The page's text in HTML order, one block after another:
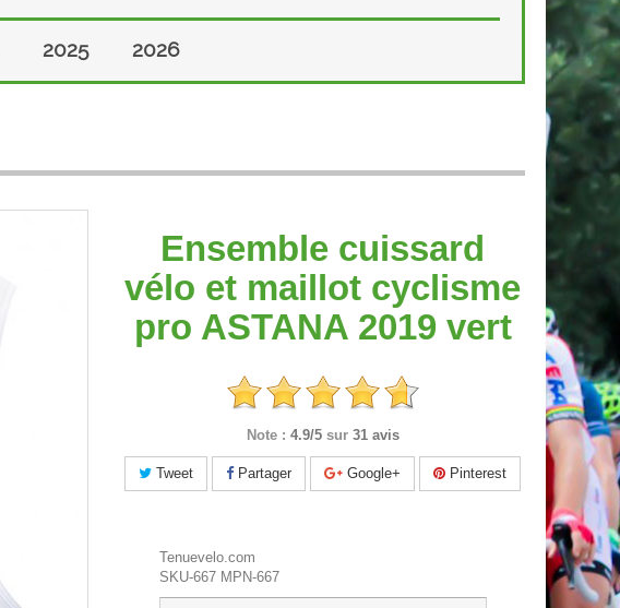
2025 2026
Ensemble cuissard
vélo et maillot cyclisme
pro ASTANA 2019 vert
Note : 4.9/5 sur 31 avis
Tweet Partager Google+ Pinterest
Tenuevelo.com
SKU-667 MPN-667